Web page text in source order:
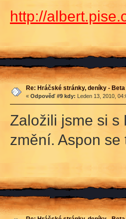
http://
Re: Hráčské stránky, deníky - Beta
« Odpověď #9 kdy: Leden 13, 2010,
Založili jsme si s
změní. Aspon